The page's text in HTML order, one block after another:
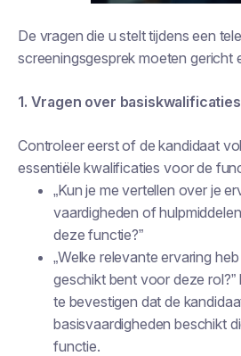
De vragen die u stelt tijdens een
screeningsgesprek moeten gericht
1. Vragen over basiskwalificaties
Controleer eerst of de kandidaat
essentiële kwalificaties voor de
„Kun je me vertellen over je
vaardigheden of
deze functie?”
„Welke relevante ervaring
geschikt bent voor deze
te bevestigen dat de
basisvaardigheden beschikt
functie.